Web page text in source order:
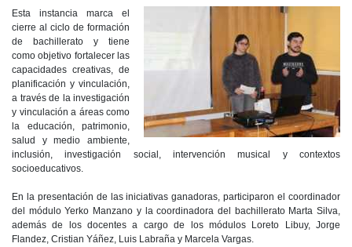
Esta instancia marca el
cierre al ciclo de formación
de bachillerato y tiene
como objetivo fortalecer las
capacidades creativas, de
planificación y vinculación,
a través de la investigación
y vinculación a áreas como
la educación, patrimonio,
salud y medio ambiente,
inclusión, investigación social, intervención musical y contextos
socioeducativos.
En la presentación de las iniciativas ganadoras, participaron el coordinador
del módulo Yerko Manzano y la coordinadora del bachillerato Marta Silva,
además de los docentes a cargo de los módulos Loreto Libuy, Jorge
Flandez, Cristian Yáñez, Luis Labraña y Marcela Vargas.